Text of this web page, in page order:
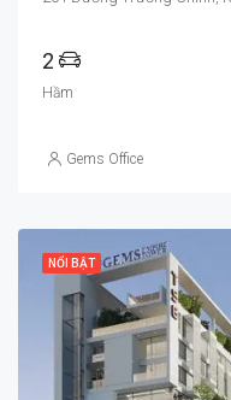
2
Hầm
Gems Office
NỔI BẬT